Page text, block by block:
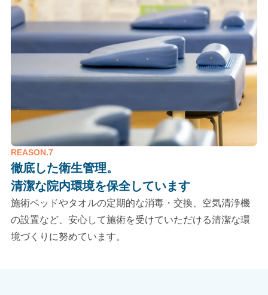
REASON.7
徹底した衛生管理。
清潔な院内環境を保全しています
施術ベッドやタオルの定期的な消毒・交換、空気清浄機
の設置など、安心して施術を受けていただける清潔な環
境づくりに努めています。